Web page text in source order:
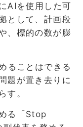
AIを使用した可
として、計画段
、標的の数が膨
ることはできる
題が置き去りに
す。
る「Stop